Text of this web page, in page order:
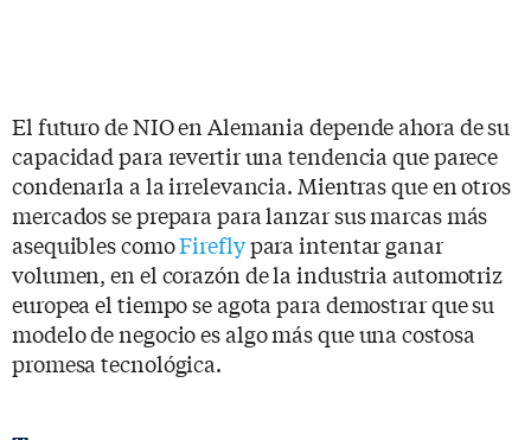
El futuro de NIO en Alemania depende ahora de su
capacidad para revertir una tendencia que parece
condenarla a la irrelevancia. Mientras que en otros
mercados se prepara para lanzar sus marcas más
asequibles comoFireflypara intentar ganar
volumen, en el corazón de la industria automotriz
europea el tiempo se agota para demostrar que su
modelo de negocio es algo más que una costosa
promesa tecnológica.